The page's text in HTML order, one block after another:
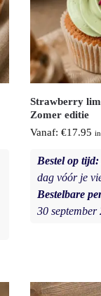
Strawberry
Zomer editie
Vanaf: €17.95
Bestel op tijd:
dag vóór je
Bestelbare
30 september